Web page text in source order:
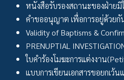
หนังสือรับรองสถานะของฝ่ายมิ
คำขออนุญาต เพื่อการอยู่ด้วย
Validity of Baptisms &
PRENUPTIAL
ใบคำร้องโมฆะการแต่งงาน
แบบการเขียนเอกสารขอยกเ